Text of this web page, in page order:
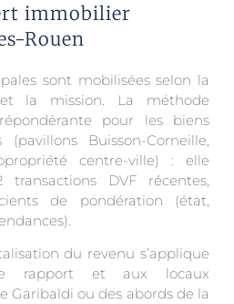
immobilier
Rouen
sont mobilisées selon la
la mission. La méthode
pour les biens
(pavillons Buisson-Corneille,
centre-ville) : elle
DVF récentes,
de pondération (état,
du revenu s’applique
rapport et aux locaux
Garibaldi ou des abords de la